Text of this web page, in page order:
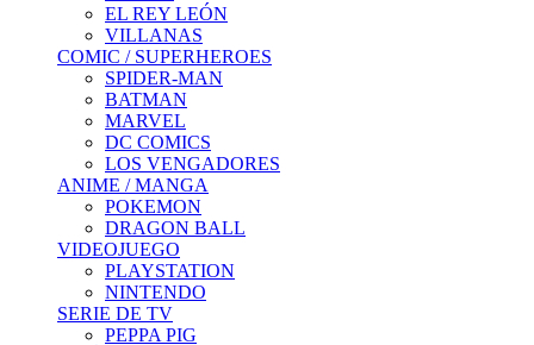
EL REY LEÓN
VILLANAS
COMIC / SUPERHEROES
SPIDER-MAN
BATMAN
MARVEL
DC COMICS
LOS VENGADORES
ANIME / MANGA
POKEMON
DRAGON BALL
VIDEOJUEGO
PLAYSTATION
NINTENDO
SERIE DE TV
PEPPA PIG